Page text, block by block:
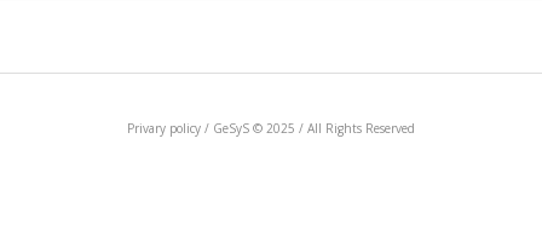
Privary policy / GeSyS © 2025 / All Rights Reserved